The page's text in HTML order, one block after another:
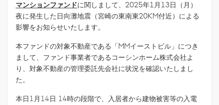
マンションファンドに関しまして、2025年1月13日（月）
夜に発生した日向灘地震（宮崎の東南東20KM付近）による
影響をお知らせいたします。
本ファンドの対象不動産である「MMイーストビル」につき
まして、ファンド事業者であるコーシンホーム株式会社よ
り、対象不動産の管理委託先会社に状況を確認いたしまし
た。
本日1月14日 14時の段階で、入居者から建物被害等の入電